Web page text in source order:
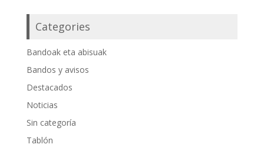
Categories
Bandoak eta abisuak
Bandos y avisos
Destacados
Noticias
Sin categoría
Tablón